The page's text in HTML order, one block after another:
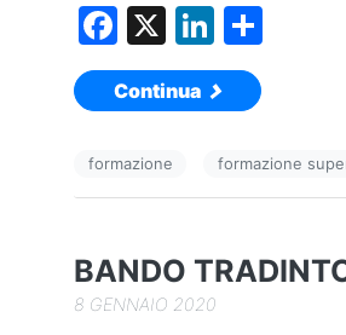
F
a
c
b
o
k
X
Li
n
k
dI vi
Continua
formazione formazione
BANDO
8 GENNAIO 2020